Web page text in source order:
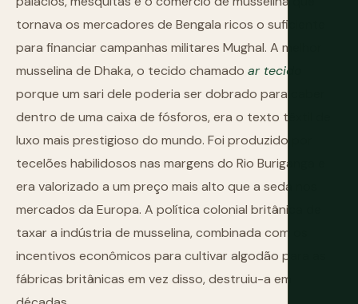
tornava os mercadores de Bengala ricos o suficiente
para financiar campanhas militares Mughal. A melhor
musselina de Dhaka, o tecido chamado ar tecido
porque um sari dele poderia ser dobrado para caber
dentro de uma caixa de fósforos, era o texto têxtil de
luxo mais prestigioso do mundo. Foi produzido por
tecelões habilidosos nas margens do Rio Buriganga e
era valorizado a um preço mais alto que a seda nos
mercados da Europa. A política colonial britânica de
taxar a indústria de musselina, combinada com os
incentivos econômicos para cultivar algodão para as
fábricas britânicas em vez disso, destruiu-a em